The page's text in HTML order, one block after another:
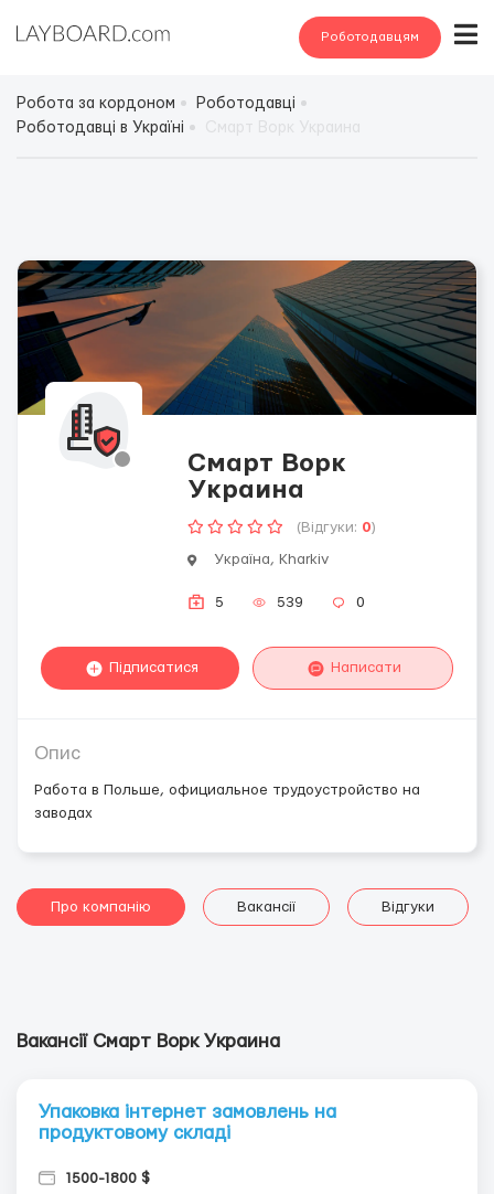
Роботодавцям
Робота за кордоном
Роботодавці
Роботодавці в Україні
Смарт Ворк
Украина
(Відгуки: 0)
Україна, Kharkiv
5 539 0
Підписатися Написати
Опис
Работа в Польше, официальное трудоустройство на
заводах
Про компанію Вакансії Відгуки
Вакансії Смарт Ворк Украина
Упаковка інтернет замовлень на
продуктовому складі
1500-1800 $